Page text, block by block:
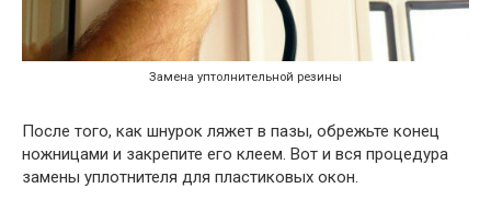
Замена уптолнительной резины
После того, как шнурок ляжет в пазы, обрежьте конец
ножницами и закрепите его клеем. Вот и вся процедура
замены уплотнителя для пластиковых окон.